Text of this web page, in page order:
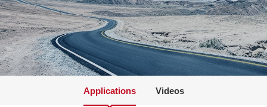
Applications Videos